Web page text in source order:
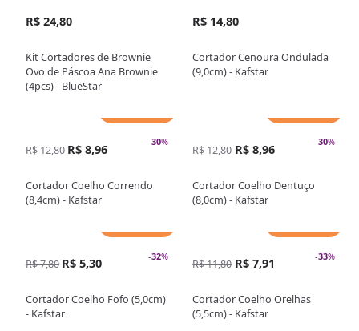
R$ 24,80
Kit Cortadores de Brownie
Ovo de Páscoa Ana Brownie
(4pcs) - BlueStar
R$ 14,80
Cortador Cenoura Ondulada
(9,0cm) - Kafstar
-30%
R$ 12,80 R$ 8,96
Cortador Coelho Correndo
(8,4cm) - Kafstar
-30%
R$ 12,80 R$ 8,96
Cortador Coelho Dentuço
(8,0cm) - Kafstar
-32%
R$ 7,80 R$ 5,30
Cortador Coelho Fofo (5,0cm)
- Kafstar
-33%
R$ 11,80 R$ 7,91
Cortador Coelho Orelhas
(5,5cm) - Kafstar